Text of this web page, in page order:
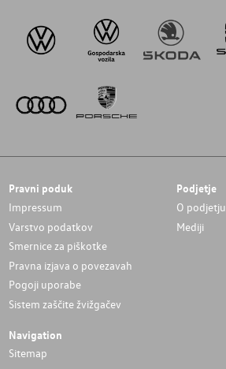
Pravni poduk
Impressum
Varstvo podatkov
Smernice za piškotke
Pravna izjava o povezavah
Pogoji uporabe
Sistem zaščite žvižgačev
Podjetje
O podjetju
Mediji
Navigation
Sitemap